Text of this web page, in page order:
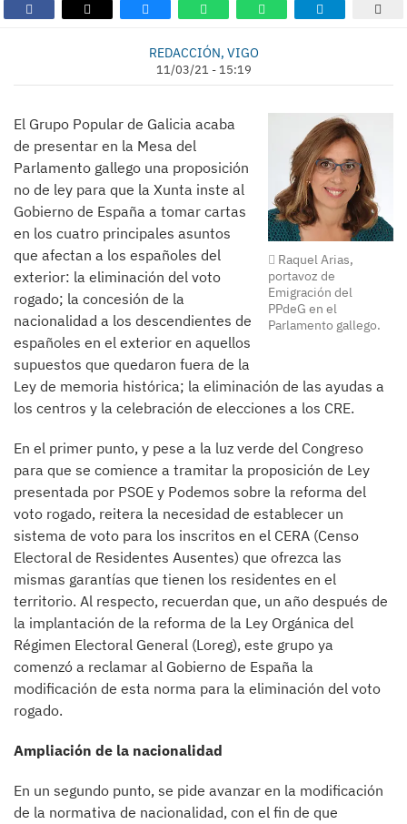
REDACCIÓN, VIGO
11/03/21 - 15:19
Raquel Arias,
portavoz de
Emigración del
PPdeG en el
Parlamento gallego.
El Grupo Popular de Galicia acaba
de presentar en la Mesa del
Parlamento gallego una proposición
no de ley para que la Xunta inste al
Gobierno de España a tomar cartas
en los cuatro principales asuntos
que afectan a los españoles del
exterior: la eliminación del voto
rogado; la concesión de la
nacionalidad a los descendientes de
españoles en el exterior en aquellos
supuestos que quedaron fuera de la
Ley de memoria histórica; la eliminación de las ayudas a
los centros y la celebración de elecciones a los CRE.
En el primer punto, y pese a la luz verde del Congreso
para que se comience a tramitar la proposición de Ley
presentada por PSOE y Podemos sobre la reforma del
voto rogado, reitera la necesidad de establecer un
sistema de voto para los inscritos en el CERA (Censo
Electoral de Residentes Ausentes) que ofrezca las
mismas garantías que tienen los residentes en el
territorio. Al respecto, recuerdan que, un año después de
la implantación de la reforma de la Ley Orgánica del
Régimen Electoral General (Loreg), este grupo ya
comenzó a reclamar al Gobierno de España la
modificación de esta norma para la eliminación del voto
rogado.
Ampliación de la nacionalidad
En un segundo punto, se pide avanzar en la modificación
de la normativa de nacionalidad, con el fin de que